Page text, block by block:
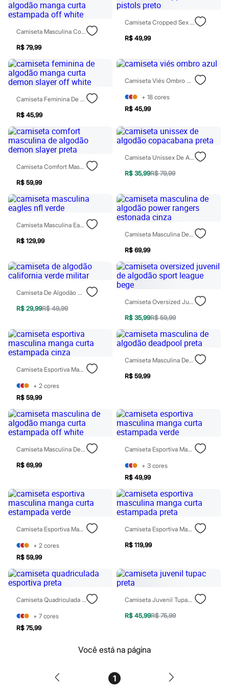
Jeans
Moda esportiva
Todos os produtos
Infantil
Em alta
Arrumadinho para os meninos
Romântico para as meninas
Inverno
Novidades
Roupas menina
1 a 5 anos
4 a 12 anos
10 a 16 anos
Roupas menino
0 a 24 meses
1 a 5 anos
4 a 12 anos
10 a 16 anos
Recém-nascido
Bolsas e Mochilas
Calçados
Botas
Chinelos
Rasteirinhas
Sandálias
Tênis
Diversão
Baby Club
Miss Fifteen
Palomino
Moda íntima
Calcinhas
Cuecas
Meias
Pijamas
Moda praia
Biquínis e Maiôs
Blusas de proteção
Sungas
Personagens
Bluey
Disney
Homem Aranha
Patrulha Canina
Sonic
Stitch
Kits
Perfumes árabes
Novidades
Cabelos
Condicionador
Escovas e Pentes
Finalizadores
Shampoo
Tratamento
Cuidados com o corpo
Hidratante
Protetor solar
Cuidados com o rosto
Protetor solar
Camiseta Masculina Com Algodão Manga Curta Estampada Off White
R$ 79,99
Camiseta Cropped Sex Pistols Preto
R$ 49,99
Camiseta Feminina De Algodão Manga Curta Demon Slayer Off White
R$ 45,99
Camiseta Viés Ombro Azul
+ 18 cores
R$ 45,99
Camiseta Comfort Masculina De Algodão Demon Slayer Preta
R$ 59,99
Camiseta Unissex De Algodão Copacabana Preta
R$ 35,99R$ 79,99
Camiseta Masculina Eagles Nfl Verde
R$ 129,99
Camiseta Masculina De Algodão Power Rangers Estonada Cinza
R$ 69,99
Camiseta De Algodão California Verde Militar
R$ 29,99R$ 49,99
Camiseta Oversized Juvenil De Algodão Sport League Bege
R$ 35,99R$ 59,99
Camiseta Esportiva Masculina Manga Curta Estampada Cinza
+ 2 cores
R$ 59,99
Camiseta Masculina De Algodão Deadpool Preta
R$ 59,99
Camiseta Masculina De Algodão Manga Curta Estampada Off White
R$ 69,99
Camiseta Esportiva Masculina Manga Curta Estampada Verde
+ 3 cores
R$ 49,99
Camiseta Esportiva Masculina Manga Curta Estampada Verde
+ 2 cores
R$ 59,99
Camiseta Esportiva Masculina Manga Curta Estampada Preta
R$ 119,99
Camiseta Quadriculada Esportiva Preta
+ 7 cores
R$ 75,99
Camiseta Juvenil Tupac Preta
R$ 45,99R$ 75,99
Você está na página
1